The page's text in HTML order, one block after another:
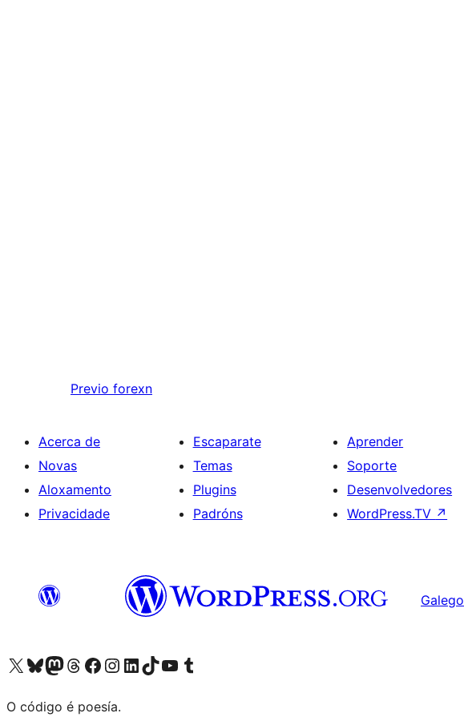
Previo forexn
Acerca de
Novas
Aloxamento
Privacidade
Escaparate
Temas
Plugins
Padróns
Aprender
Soporte
Desenvolvedores
WordPress.TV ↗
Galego
Visita la cuenta de X (anteriormente Twitter)
Visita a nosa conta de Bluesky
Visita a nosa conta de Mastodon
Visita a nosa conta de Threads
Visita a nosa páxina de Facebook
Visita a nosa conta de Instagram
Visita a nosa conta de LinkedIn
Visita a nosa conta de TikTok
Visita a nosa canle de YouTube
Visita a nosa conta de Tumblr
O código é poesía.